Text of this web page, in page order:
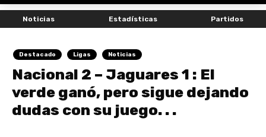
Noticias Estadísticas Partidos
Destacado Ligas Noticias
Nacional 2 – Jaguares 1 : El
verde ganó, pero sigue dejando
dudas con su juego. . .